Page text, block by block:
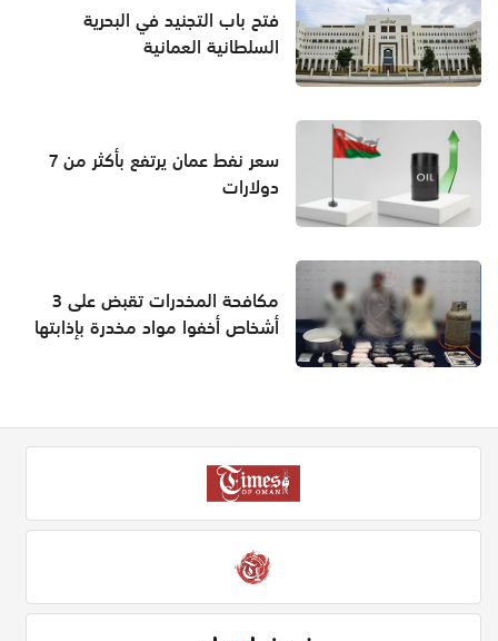
فتح باب التجنيد في البحرية
السلطانية العمانية
سعر نفط عمان يرتفع بأكثر من 7
دولارات
مكافحة المخدرات تقبض على 3
أشخاص أخفوا مواد مخدرة بإذابتها